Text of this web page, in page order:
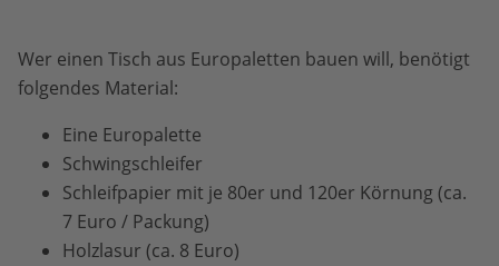
Wer einen Tisch aus Europaletten bauen will, benötigt
folgendes Material:
Eine Europalette
Schwingschleifer
Schleifpapier mit je 80er und 120er Körnung (ca.
7 Euro / Packung)
Holzlasur (ca. 8 Euro)